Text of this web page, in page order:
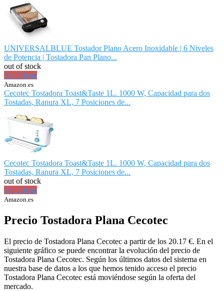
UNIVERSALBLUE Tostador Plano Acero Inoxidable | 6 Niveles
de Potencia | Tostadora Pan Plano...
out of stock
Ver Oferta
Amazon.es
Cecotec Tostadora Toast&Taste 1L. 1000 W, Capacidad para dos
Tostadas, Ranura XL, 7 Posiciones de...
Cecotec Tostadora Toast&Taste 1L. 1000 W, Capacidad para dos
Tostadas, Ranura XL, 7 Posiciones de...
out of stock
Ver Oferta
Amazon.es
Precio Tostadora Plana Cecotec
El precio de Tostadora Plana Cecotec a partir de los 20.17 €. En el
siguiente gráfico se puede encontrar la evolución del precio de
Tostadora Plana Cecotec. Según los últimos datos del sistema en
nuestra base de datos a los que hemos tenido acceso el precio
Tostadora Plana Cecotec está moviéndose según la oferta del
mercado.